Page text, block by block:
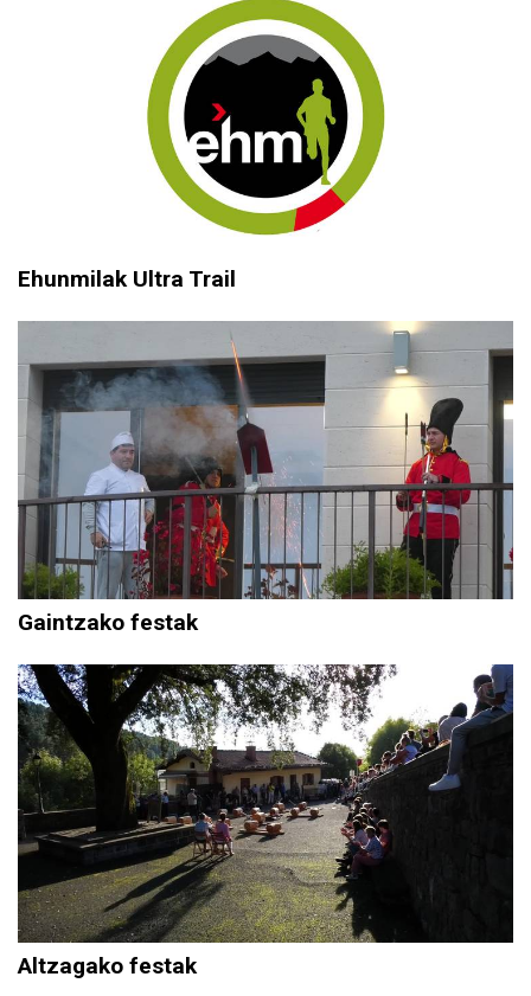
Ehunmilak Ultra Trail
Gaintzako festak
Altzagako festak